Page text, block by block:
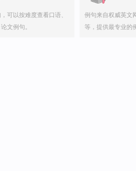
可以按难度查看口语、
文例句。
例句来自权威英文
等，提供最专业的